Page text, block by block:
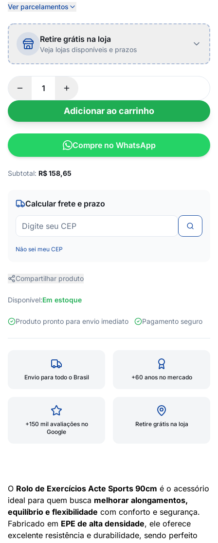
Ver parcelamentos
Retire grátis na loja
Veja lojas disponíveis e prazos
Adicionar ao carrinho
Compre no WhatsApp
Subtotal: R$158,65
Calcular frete e prazo
Não sei meu CEP
Compartilhar produto
Disponível:Em estoque
Produto pronto para envio imediato Pagamento seguro
Envio para todo o Brasil +60 anos no mercado
+150 mil avaliações no
Google
Retire grátis na loja
O Rolo de Exercícios Acte Sports 90cm é o acessório
ideal para quem busca melhorar alongamentos,
equilíbrio e flexibilidade com conforto e segurança.
Fabricado em EPE de alta densidade, ele oferece
excelente resistência e durabilidade, sendo perfeito